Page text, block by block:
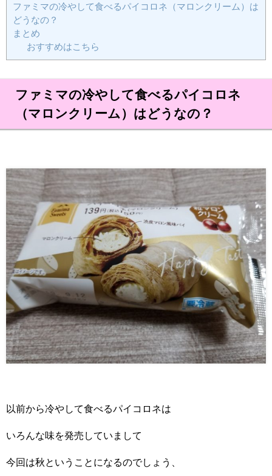
ファミマの冷やして食べるパイコロネ（マロンクリーム）は
どうなの？
まとめ
おすすめはこちら
ファミマの冷やして食べるパイコロネ
（マロンクリーム）はどうなの？
以前から冷やして食べるパイコロネは
いろんな味を発売していまして
今回は秋ということになるのでしょう、